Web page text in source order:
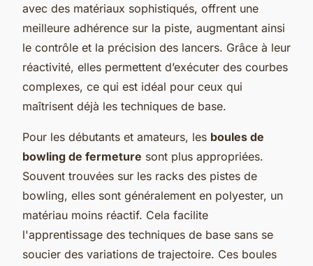
avec des matériaux sophistiqués, offrent une
meilleure adhérence sur la piste, augmentant ainsi
le contrôle et la précision des lancers. Grâce à leur
réactivité, elles permettent d’exécuter des courbes
complexes, ce qui est idéal pour ceux qui
maîtrisent déjà les techniques de base.
Pour les débutants et amateurs, les boules de
bowling de fermeture sont plus appropriées.
Souvent trouvées sur les racks des pistes de
bowling, elles sont généralement en polyester, un
matériau moins réactif. Cela facilite
l'apprentissage des techniques de base sans se
soucier des variations de trajectoire. Ces boules